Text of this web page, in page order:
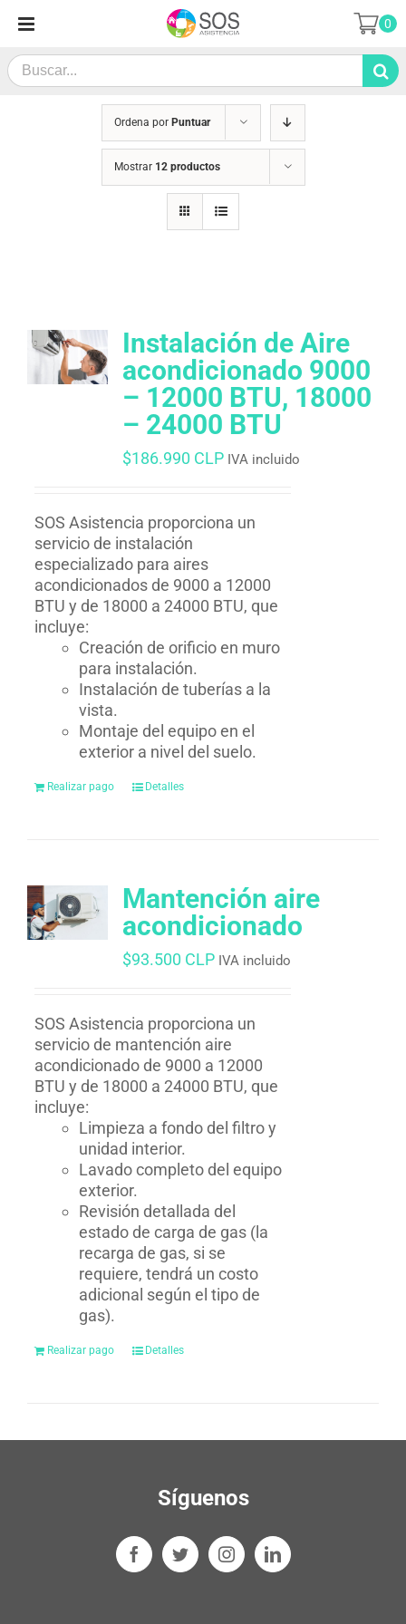
contenido
Search
for:
0
Ordena por Puntuar
Mostrar 12 productos
Instalación de Aire
acondicionado 9000
– 12000 BTU, 18000
– 24000 BTU
$186.990 CLP IVA incluido
SOS Asistencia proporciona un
servicio de instalación
especializado para aires
acondicionados de 9000 a 12000
BTU y de 18000 a 24000 BTU, que
incluye:
Creación de orificio en muro
para instalación.
Instalación de tuberías a la
vista.
Montaje del equipo en el
exterior a nivel del suelo.
Realizar pago Detalles
Mantención aire
acondicionado
$93.500 CLP IVA incluido
SOS Asistencia proporciona un
servicio de mantención aire
acondicionado de 9000 a 12000
BTU y de 18000 a 24000 BTU, que
incluye:
Limpieza a fondo del filtro y
unidad interior.
Lavado completo del equipo
exterior.
Revisión detallada del
estado de carga de gas (la
recarga de gas, si se
requiere, tendrá un costo
adicional según el tipo de
gas).
Realizar pago Detalles
Síguenos